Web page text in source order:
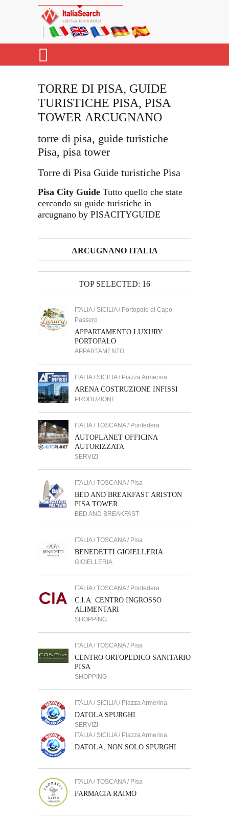
TORRE DI PISA, GUIDE
TURISTICHE PISA, PISA
TOWER ARCUGNANO
torre di pisa, guide turistiche
Pisa, pisa tower
Torre di Pisa Guide turistiche Pisa
Pisa City Guide Tutto quello che state
cercando su guide turistiche in
arcugnano by PISACITYGUIDE
ARCUGNANO ITALIA
TOP SELECTED: 16
ITALIA / SICILIA / Portopalo di Capo
Passero
APPARTAMENTO LUXURY
PORTOPALO
APPARTAMENTO
ITALIA / SICILIA / Piazza Armerina
ARENA COSTRUZIONE INFISSI
PRODUZIONE
ITALIA / TOSCANA / Pontedera
AUTOPLANET OFFICINA
AUTORIZZATA
SERVIZI
ITALIA / TOSCANA / Pisa
BED AND BREAKFAST ARISTON
PISA TOWER
BED AND BREAKFAST
ITALIA / TOSCANA / Pisa
BENEDETTI GIOIELLERIA
GIOIELLERIA
ITALIA / TOSCANA / Pontedera
C.I.A. CENTRO INGROSSO
ALIMENTARI
SHOPPING
ITALIA / TOSCANA / Pisa
CENTRO ORTOPEDICO SANITARIO
PISA
SHOPPING
ITALIA / SICILIA / Piazza Armerina
DATOLA SPURGHI
SERVIZI
ITALIA / SICILIA / Piazza Armerina
DATOLA, NON SOLO SPURGHI
ITALIA / TOSCANA / Pisa
FARMACIA RAIMO